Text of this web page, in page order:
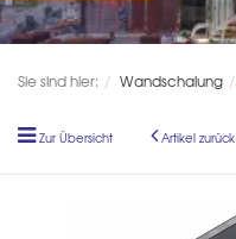
Sie sind hier: Wandschalung
Zur Übersicht Artikel zurück